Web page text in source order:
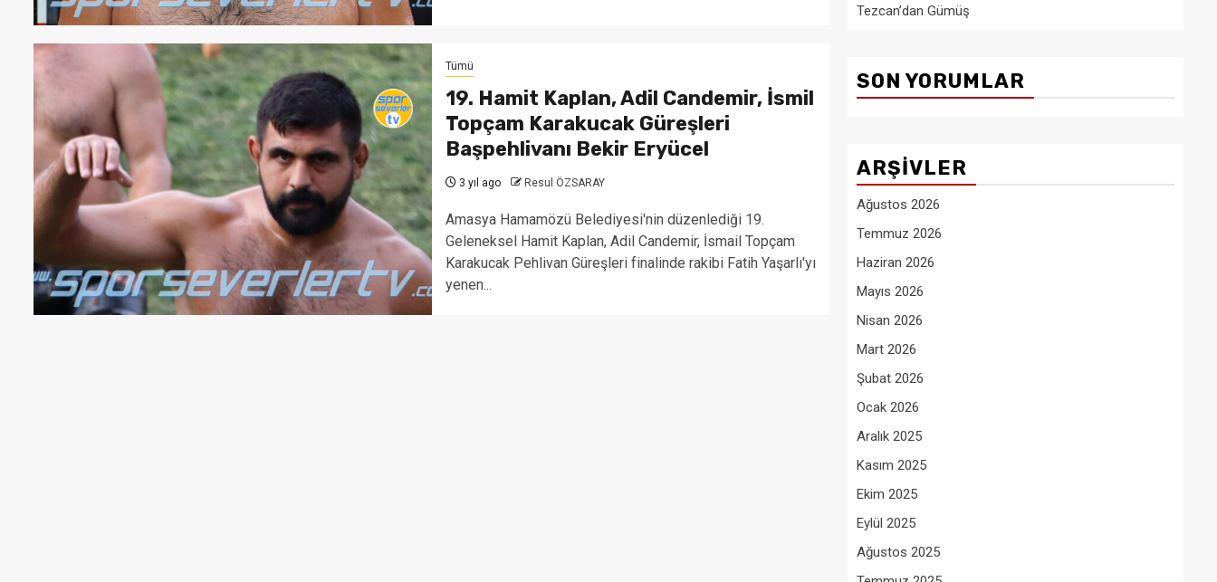
Tümü
19. Hamit Kaplan, Adil Candemir, İsmil
Topçam Karakucak Güreşleri
Başpehlivanı Bekir Eryücel
3 yıl ago Resul ÖZSARAY
Amasya Hamamözü Belediyesi'nin düzenlediği 19.
Geleneksel Hamit Kaplan, Adil Candemir, İsmail Topçam
Karakucak Pehlivan Güreşleri finalinde rakibi Fatih Yaşarlı'yı
yenen...
Tezcan’dan Gümüş
SON YORUMLAR
ARŞIVLER
Ağustos 2026
Temmuz 2026
Haziran 2026
Mayıs 2026
Nisan 2026
Mart 2026
Şubat 2026
Ocak 2026
Aralık 2025
Kasım 2025
Ekim 2025
Eylül 2025
Ağustos 2025